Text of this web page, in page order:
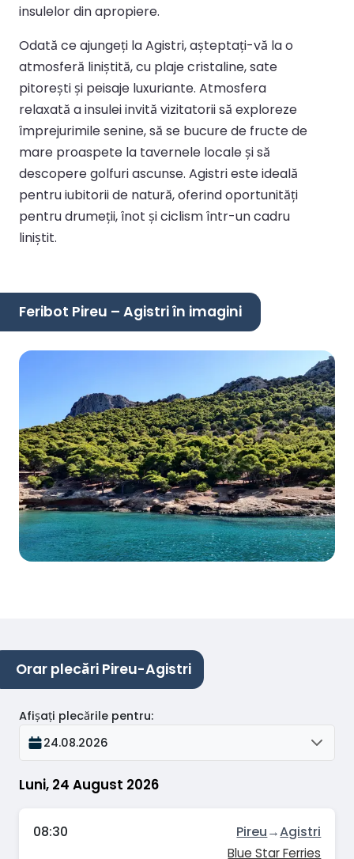
insulelor din apropiere.
Odată ce ajungeți la Agistri, așteptați-vă la o
atmosferă liniștită, cu plaje cristaline, sate
pitorești și peisaje luxuriante. Atmosfera
relaxată a insulei invită vizitatorii să exploreze
împrejurimile senine, să se bucure de fructe de
mare proaspete la tavernele locale și să
descopere golfuri ascunse. Agistri este ideală
pentru iubitorii de natură, oferind oportunități
pentru drumeții, înot și ciclism într-un cadru
liniștit.
Feribot Pireu – Agistri în imagini
Orar plecări Pireu-Agistri
Luni, 24 August 2026
Afișați plecările pentru:
24.08.2026
08:30 Pireu→Agistri
Blue Star Ferries